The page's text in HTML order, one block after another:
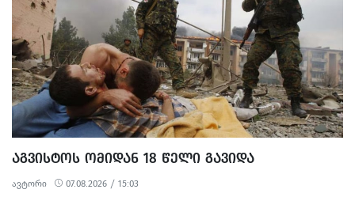
ᲐᲒᲕᲘᲡᲢᲝᲡ ᲝᲛᲘᲓᲐᲜ 18 ᲬᲔᲚᲘ ᲒᲐᲕᲘᲓᲐ
ავტორი 07.08.2026 / 15:03